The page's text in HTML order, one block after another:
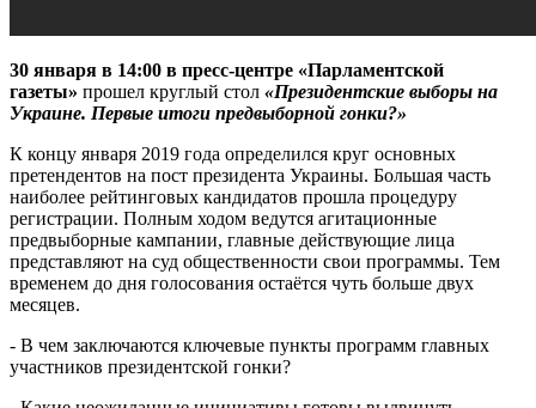
30 января в 14:00 в пресс-центре «Парламентской
газеты» прошел круглый стол «Президентские выборы на
Украине. Первые итоги предвыборной гонки?»
К концу января 2019 года определился круг основных
претендентов на пост президента Украины. Большая часть
наиболее рейтинговых кандидатов прошла процедуру
регистрации. Полным ходом ведутся агитационные
предвыборные кампании, главные действующие лица
представляют на суд общественности свои программы. Тем
временем до дня голосования остаётся чуть больше двух
месяцев.
- В чем заключаются ключевые пункты программ главных
участников президентской гонки?